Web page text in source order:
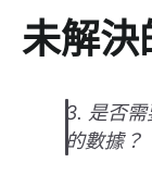
未解決
3. 是否
的數據？